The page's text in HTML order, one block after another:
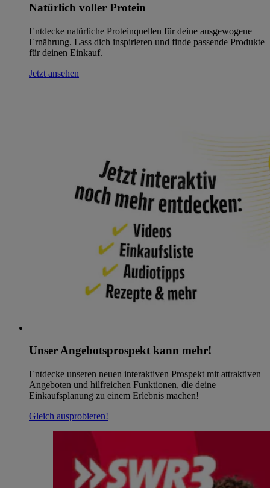
Natürlich voller Protein
Entdecke natürliche Proteinquellen für deine ausgewogene
Ernährung. Lass dich inspirieren und finde passende Produkte
für deinen Einkauf.
Jetzt ansehen
Unser Angebotsprospekt kann mehr!
Entdecke unseren neuen interaktiven Prospekt mit attraktiven
Angeboten und hilfreichen Funktionen, die deine
Einkaufsplanung zu einem Erlebnis machen!
Gleich ausprobieren!